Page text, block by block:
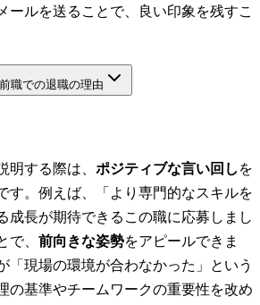
ールを送ることで、良い印象を残すこ
職での退職の理由
明する際は、 ポジティブな言い回し を
す。例えば、「より専門的なスキルを
成長が期待できるこの職に応募しまし
で、 前向きな姿勢をアピールできま
「現場の環境が合わなかった」という
の基準やチームワークの重要性を改め